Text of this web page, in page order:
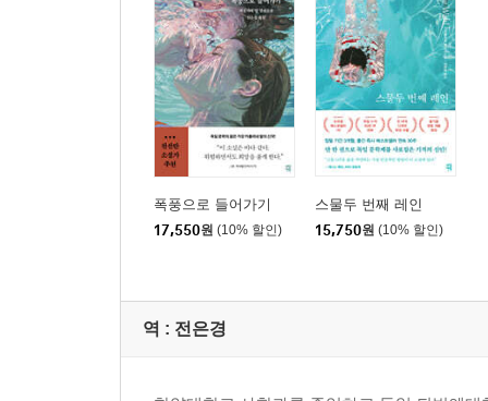
폭풍으로 들어가기
17,550원 (10% 할인)
스물두 번째 레인
15,750원 (10% 할인)
역 : 전은경